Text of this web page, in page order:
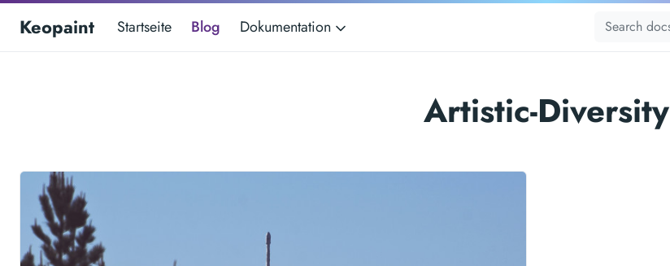
Keopaint Startseite Blog Dokumentation
Artistic-Diversity